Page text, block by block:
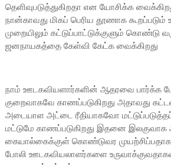
தெளிவுபடுத்துகிறதா என யோசிக்க
நான்காவது மிகப் பெரிய தூணாக
முறையிலும் கட்டுப்பாட்டுக்குளும் கொண்டு
ஜனநாயகத்தை கேள்வி கேட்க வைக்கிறது
நாம் ஊடகவியளார்களின் ஆதரவை பார்க்க
குறைவாகவே காணப்படுகிறது அதாவது
அடையாள அட்டை ரீதியாகவோ
மட்டுமே காணப்படுகிறது இதனை இலகுவாக
கையால்கைக்குள் கொண்டுவர
போலி ஊடகவியலாளர்களை